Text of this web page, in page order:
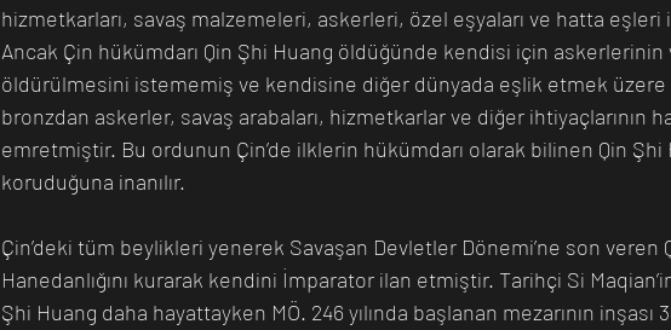
hizmetkarları, savaş malzemeleri, askerleri, özel eşyaları ve hatta
Ancak Çin hükümdarı Qin Şhi Huang öldüğünde kendisi için askerlerinin
öldürülmesini istememiş ve kendisine diğer dünyada eşlik etmek
bronzdan askerler, savaş arabaları, hizmetkarlar ve diğer ihtiyaçlarının
emretmiştir. Bu ordunun Çin’de ilklerin hükümdarı olarak bilinen Qin Şhi
koruduğuna inanılır.
Çin’deki tüm beylikleri yenerek Savaşan Devletler Dönemi’ne son veren
Hanedanlığını kurarak kendini İmparator ilan etmiştir. Tarihçi Si
Şhi Huang daha hayattayken MÖ. 246 yılında başlanan mezarının inşası